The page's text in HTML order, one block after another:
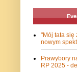
"Mój tata się
nowym
Prawybory
RP 2025 -